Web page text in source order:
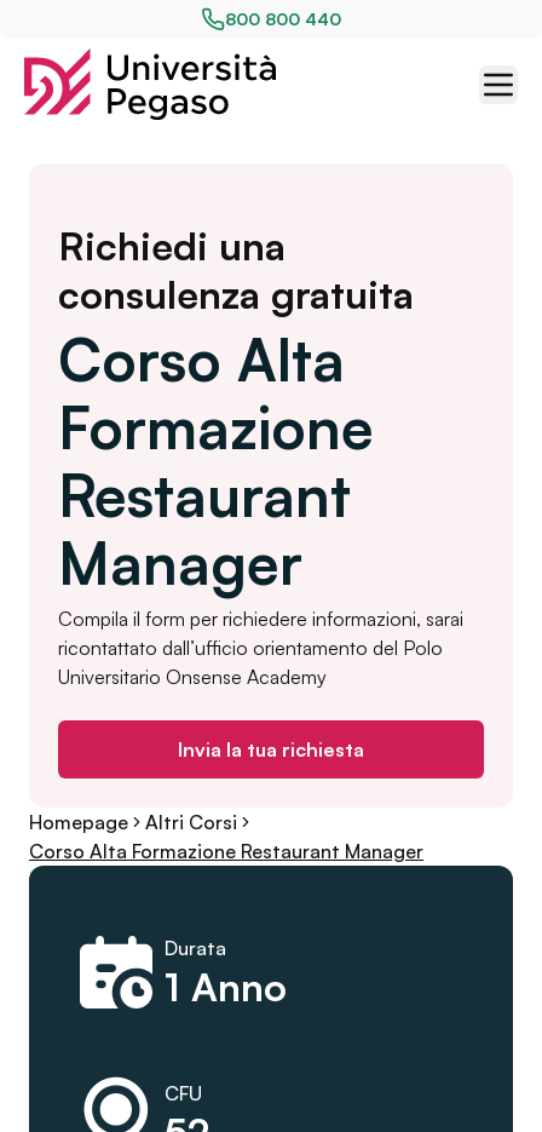
800 800 440
Richiedi una
consulenza gratuita
Corso Alta
Formazione
Restaurant
Manager
Compila il form per richiedere informazioni, sarai
ricontattato dall’ufficio orientamento del Polo
Universitario Onsense Academy
Invia la tua richiesta
Homepage
Altri Corsi
Corso Alta Formazione Restaurant Manager
1 Anno
Durata
CFU